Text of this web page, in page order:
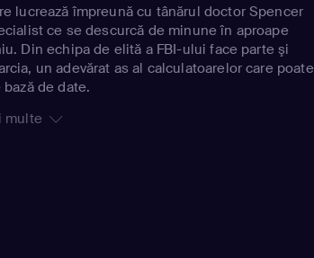
lucrează împreună cu tânărul doctor Spencer
ce se descurcă de minune în aproape
Din echipa de elită a FBI-ului face parte şi
un adevărat as al calculatoarelor care poate
de date.
multe